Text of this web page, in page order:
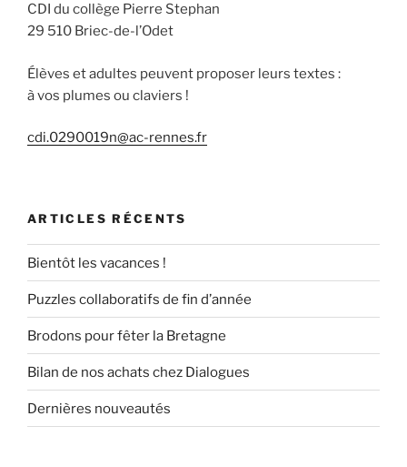
CDI du collège Pierre Stephan
29 510 Briec-de-l’Odet
Élèves et adultes peuvent proposer leurs textes :
à vos plumes ou claviers !
cdi.0290019n@ac-rennes.fr
ARTICLES RÉCENTS
Bientôt les vacances !
Puzzles collaboratifs de fin d’année
Brodons pour fêter la Bretagne
Bilan de nos achats chez Dialogues
Dernières nouveautés